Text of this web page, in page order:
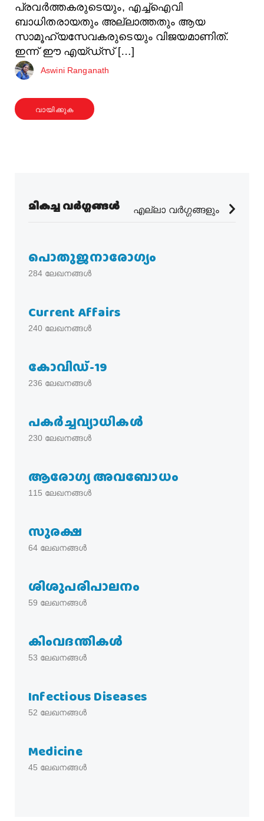
പ്രവർത്തകരുടെയും, എച്ച്ഐവി
ബാധിതരായതും അല്ലാത്തതും ആയ
സാമൂഹ്യസേവകരുടെയും വിജയമാണിത്.
ഇന്ന് ഈ എയ്ഡ്‌സ് […]
Aswini Ranganath
വായിക്കുക
മികച്ച വർഗ്ഗങ്ങൾ എല്ലാ വർഗ്ഗങ്ങളും
പൊതുജനാരോഗ്യം
284 ലേഖനങ്ങൾ
Current Affairs
240 ലേഖനങ്ങൾ
കോവിഡ്-19
236 ലേഖനങ്ങൾ
പകര്‍ച്ചവ്യാധികള്‍
230 ലേഖനങ്ങൾ
ആരോഗ്യ അവബോധം
115 ലേഖനങ്ങൾ
സുരക്ഷ
64 ലേഖനങ്ങൾ
ശിശുപരിപാലനം
59 ലേഖനങ്ങൾ
കിംവദന്തികൾ
53 ലേഖനങ്ങൾ
Infectious Diseases
52 ലേഖനങ്ങൾ
Medicine
45 ലേഖനങ്ങൾ